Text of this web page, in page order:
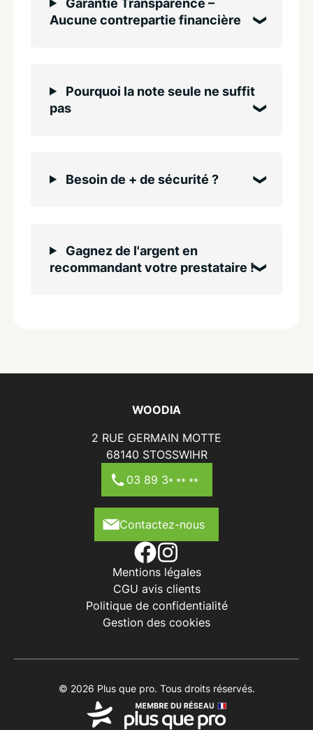
Aucune contrepartie financière
Pourquoi la note seule ne suffit
pas
Besoin de + de sécurité ?
Gagnez de l'argent en
recommandant votre prestataire !
WOODIA
2 RUE GERMAIN MOTTE
68140 STOSSWIHR
03 89 3* ** **
Contactez-nous
Mentions légales
CGU avis clients
Politique de confidentialité
Gestion des cookies
© 2026 Plus que pro. Tous droits réservés.